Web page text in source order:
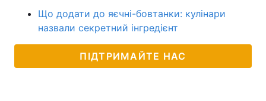
Що додати до яєчні-бовтанки: кулінари
назвали секретний інгредієнт
ПІДТРИМАЙТЕ НАС